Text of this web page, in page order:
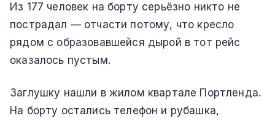
Из 177 человек на борту серьёзно никто не
пострадал — отчасти потому, что кресло
рядом с образовавшейся дырой в тот рейс
оказалось пустым.
Заглушку нашли в жилом квартале Портленда.
На борту остались телефон и рубашка,